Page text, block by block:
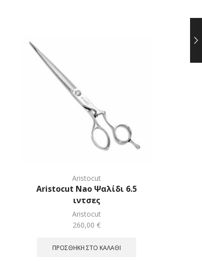
Aristocut
Aristocut Nao Ψαλίδι 6.5
ιντσες
Aristocut
260,00€
ΠΡΟΣΘΉΚΗ ΣΤΟ ΚΑΛΆΘΙ